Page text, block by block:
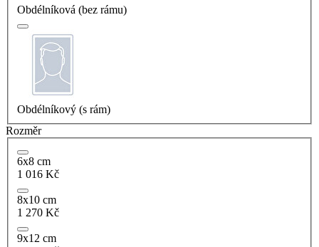
Obdélníková (bez rámu)
Obdélníkový (s rám)
Rozměr
6x8 cm
1 016 Kč
8x10 cm
1 270 Kč
9x12 cm